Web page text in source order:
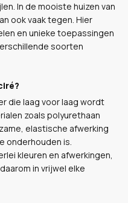
In de mooiste huizen van
ook vaak tegen. Hier
en unieke toepassingen
soorten
die laag voor laag wordt
zoals polyurethaan
elastische afwerking
onderhouden is.
kleuren en afwerkingen,
in vrijwel elke